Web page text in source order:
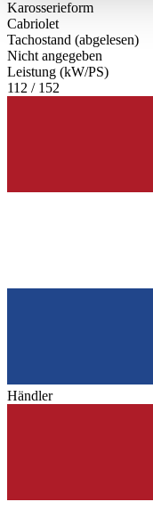
haben oder die sie
gesammelt haben.
Karosserieform
Cabriolet
Tachostand (abgelesen)
Nicht angegeben
Leistung (kW/PS)
112 / 152
Händler